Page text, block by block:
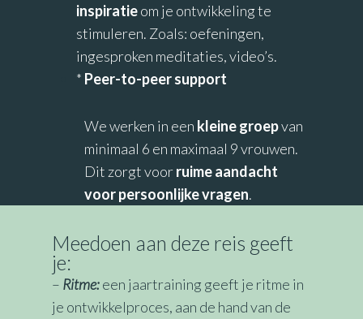
inspiratieom je ontwikkeling te
stimuleren. Zoals: oefeningen,
ingesproken meditaties, video’s.
* Peer-to-peer support
We werken in een kleine groepvan
minimaal 6 en maximaal 9 vrouwen.
Dit zorgt voorruime aandacht
voor persoonlijke vragen.
Meedoen aan deze reis geeft
je:
– Ritme:een jaartraining geeft je ritme in
je ontwikkelproces, aan de hand van de